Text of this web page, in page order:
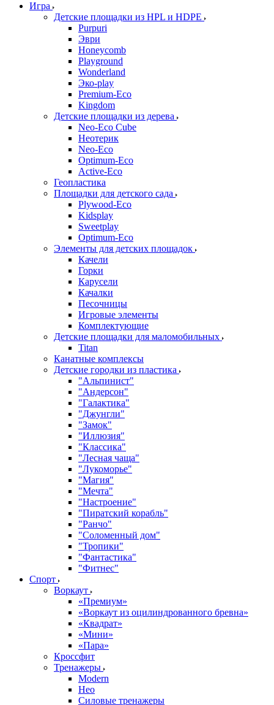
Игра
Детские площадки из HPL и HDPE
Purpuri
Эври
Honeycomb
Playground
Wonderland
Эко-play
Premium-Eco
Kingdom
Детские площадки из дерева
Neo-Eco Cube
Неотерик
Neo-Eco
Оptimum-Еco
Active-Eco
Геопластика
Площадки для детского сада
Plywood-Eco
Kidsplay
Sweetplay
Оptimum-Еco
Элементы для детских площадок
Качели
Горки
Карусели
Качалки
Песочницы
Игровые элементы
Комплектующие
Детские площадки для маломобильных
Titan
Канатные комплексы
Детские городки из пластика
"Альпинист"
"Андерсон"
"Галактика"
"Джунгли"
"Замок"
"Иллюзия"
"Классика"
"Лесная чаща"
"Лукоморье"
"Магия"
"Мечта"
"Настроение"
"Пиратский корабль"
"Ранчо"
"Соломенный дом"
"Тропики"
"Фантастика"
"Фитнес"
Спорт
Воркаут
«Премиум»
«Воркаут из оцилиндрованного бревна»
«Квадрат»
«Мини»
«Пара»
Кроссфит
Тренажеры
Modern
Нео
Силовые тренажеры